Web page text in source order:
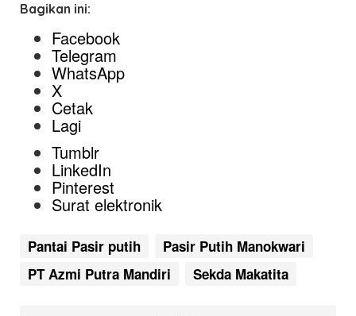
Bagikan ini:
Facebook
Telegram
WhatsApp
X
Cetak
Lagi
Tumblr
LinkedIn
Pinterest
Surat elektronik
Pantai Pasir putih
Pasir Putih Manokwari
PT Azmi Putra Mandiri
Sekda Makatita